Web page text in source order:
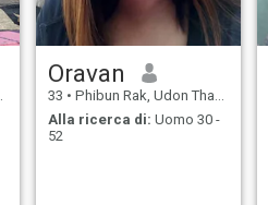
Oravan
33 • Phibun Rak, Udon Thani, Thailandia
Alla ricerca di: Uomo 30 -
52